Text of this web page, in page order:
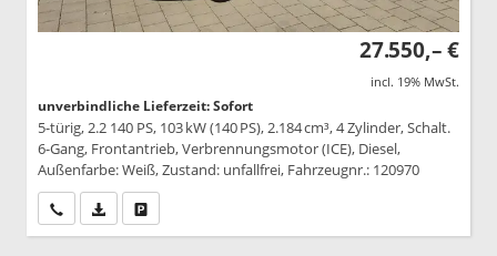
27.550,– €
incl. 19% MwSt.
unverbindliche Lieferzeit: Sofort
5-türig, 2.2 140 PS, 103 kW (140 PS), 2.184 cm³, 4 Zylinder, Schalt.
6-Gang, Frontantrieb, Verbrennungsmotor (ICE), Diesel,
Außenfarbe: Weiß, Zustand: unfallfrei, Fahrzeugnr.: 120970
Wir rufen Sie anPDF-Datei, Fahrzeugexposé drucken